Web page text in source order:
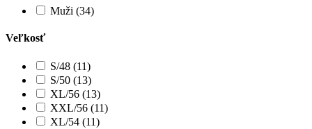
Muži (34)
Veľkosť
S/48 (11)
S/50 (13)
XL/56 (13)
XXL/56 (11)
XL/54 (11)